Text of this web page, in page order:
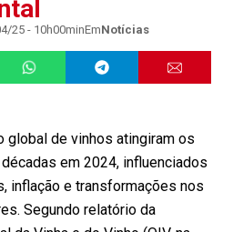
25 - 10h00minEmNotícias
global de vinhos atingiram os
em 2024, influenciados
inflação e transformações nos
Segundo relatório da